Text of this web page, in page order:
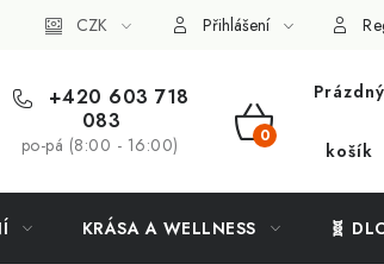
systém Vše o nákupu
CZK Přihlášení
+420 603 718
083
po-pá (8:00 - 16:00)
NÁKUPNÍ
Prázdný
košík
KRÁSA A WELLNESS 🧬